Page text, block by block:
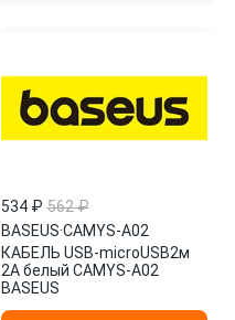
534 ₽ 562 ₽
BASEUS·CAMYS-A02
КАБЕЛЬ USB-microUSB2м
2А белый CAMYS-A02
BASEUS